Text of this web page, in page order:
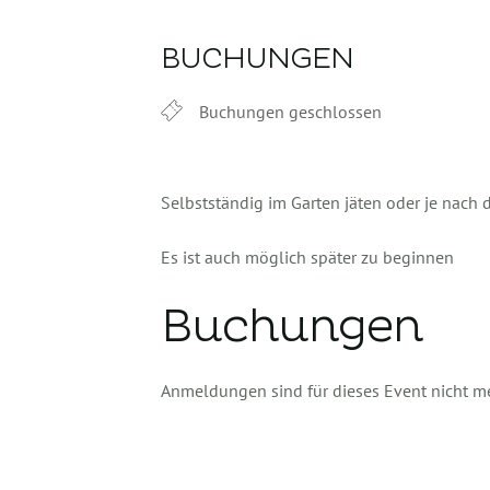
BUCHUNGEN
Buchungen geschlossen
Selbstständig im Garten jäten oder je nach
Es ist auch möglich später zu beginnen
Buchungen
Anmeldungen sind für dieses Event nicht